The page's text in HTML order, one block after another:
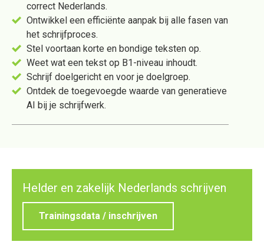
correct Nederlands.
Ontwikkel een efficiënte aanpak bij alle fasen van
het schrijfproces.
Stel voortaan korte en bondige teksten op.
Weet wat een tekst op B1-niveau inhoudt.
Schrijf doelgericht en voor je doelgroep.
Ontdek de toegevoegde waarde van generatieve
AI bij je schrijfwerk.
Helder en zakelijk Nederlands schrijven
Trainingsdata / inschrijven